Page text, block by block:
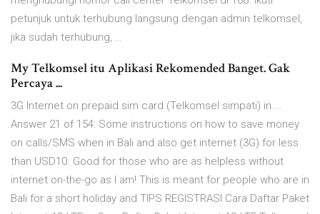
petunjuk untuk terhubung langsung dengan admin telkomsel,
jika sudah terhubung, …
My Telkomsel itu Aplikasi Rekomended Banget. Gak
Percaya ...
3G Internet on prepaid sim card (Telkomsel simpati) in ...
Answer 21 of 154: Some instructions on how to save money
on calls/SMS when in Bali and also get internet (3G) for less
than USD10. Good for those who are as helpless without
internet on-the-go as I am! This is meant for people who are in
Bali for a short holiday and TIPS REGISTRASI Cara Daftar Paket